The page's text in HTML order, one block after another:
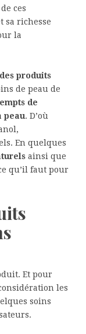
ces
sa richesse
la
produits
de peau de
de
peau. D’où
En quelques
ainsi que
qu’il faut pour
Et pour
les
soins